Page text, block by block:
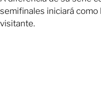
semifinales iniciará como
visitante.